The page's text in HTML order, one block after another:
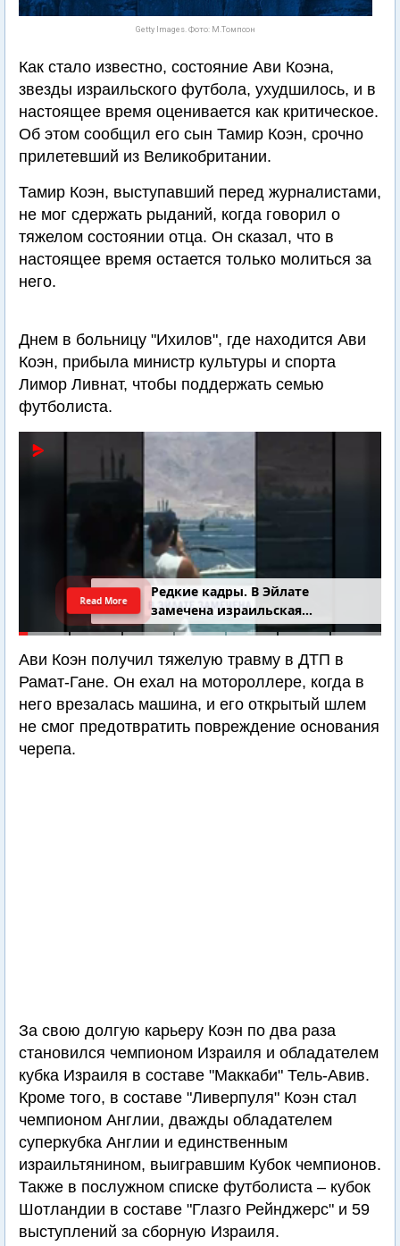
Getty Images. Фото: М.Томпсон
Как стало известно, состояние Ави Коэна,
звезды израильского футбола, ухудшилось, и в
настоящее время оценивается как критическое.
Об этом сообщил его сын Тамир Коэн, срочно
прилетевший из Великобритании.
Тамир Коэн, выступавший перед журналистами,
не мог сдержать рыданий, когда говорил о
тяжелом состоянии отца. Он сказал, что в
настоящее время остается только молиться за
него.
Днем в больницу "Ихилов", где находится Ави
Коэн, прибыла министр культуры и спорта
Лимор Ливнат, чтобы поддержать семью
За свою долгую карьеру Коэн по два раза
становился чемпионом Израиля и обладателем
кубка Израиля в составе "Маккаби" Тель-Авив.